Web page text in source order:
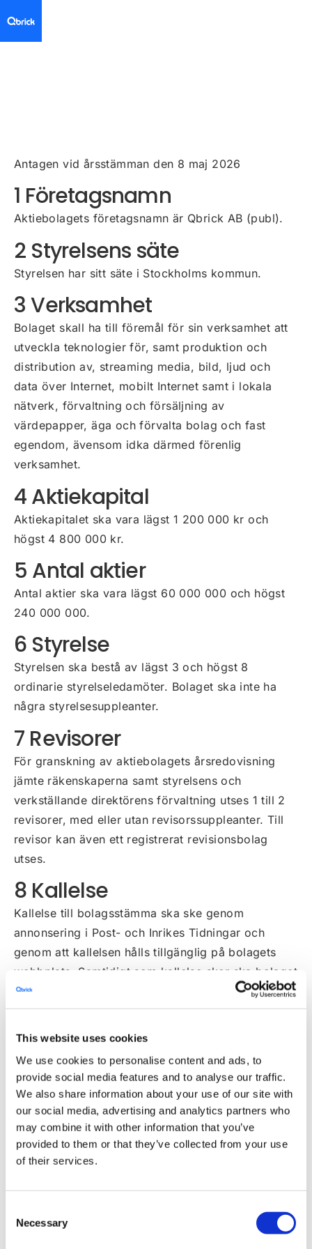
This website uses cookies
We use cookies to personalise content and ads, to
provide social media features and to analyse our traffic.
We also share information about your use of our site with
our social media, advertising and analytics partners who
may combine it with other information that you’ve
provided to them or that they’ve collected from your use
of their services.
Selection
Necessary
Antagen vid årsstämman den 8 maj 2026
1 Företagsnamn
Aktiebolagets företagsnamn är Qbrick AB (publ).
2 Styrelsens säte
Styrelsen har sitt säte i Stockholms kommun.
3 Verksamhet
Bolaget skall ha till föremål för sin verksamhet att
utveckla teknologier för, samt produktion och
distribution av, streaming media, bild, ljud och
data över Internet, mobilt Internet samt i lokala
nätverk, förvaltning och försäljning av
värdepapper, äga och förvalta bolag och fast
egendom, ävensom idka därmed förenlig
verksamhet.
4 Aktiekapital
Aktiekapitalet ska vara lägst 1 200 000 kr och
högst 4 800 000 kr.
5 Antal aktier
Antal aktier ska vara lägst 60 000 000 och högst
240 000 000.
6 Styrelse
Styrelsen ska bestå av lägst 3 och högst 8
ordinarie styrelseledamöter. Bolaget ska inte ha
några styrelsesuppleanter.
7 Revisorer
För granskning av aktiebolagets årsredovisning
jämte räkenskaperna samt styrelsens och
verkställande direktörens förvaltning utses 1 till 2
revisorer, med eller utan revisorssuppleanter. Till
revisor kan även ett registrerat revisionsbolag
utses.
8 Kallelse
Kallelse till bolagsstämma ska ske genom
annonsering i Post- och Inrikes Tidningar och
genom att kallelsen hålls tillgänglig på bolagets
webbplats. Samtidigt som kallelse sker ska bolaget
genom annonsering i Dagens Industri upplysa om
att kallelse har skett.
9 Rätt att delta vid
bolagsstämma
Rätt att delta vid bolagsstämma har sådan
aktieägare som upptagits i aktieboken på sätt som
föreskrivs i 7 kap. 28 § 3 stycket aktiebolagslagen
(2005:551) och som anmält sig hos bolaget senast
den dag som anges i kallelsen till bolagsstämman.
Sistnämnda dag får inte vara söndag, annan allmän
nyårsafton och inte infalla tidigare än femte